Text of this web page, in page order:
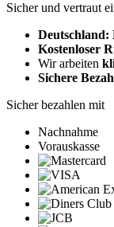
Sicher und vertraut
Deutschland:
Kostenloser
Wir arbeiten
Sichere
Sicher bezahlen mit
Nachnahme
Vorauskasse